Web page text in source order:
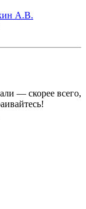
А.В.
— скорее всего,